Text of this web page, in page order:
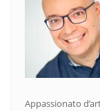
Appassionato